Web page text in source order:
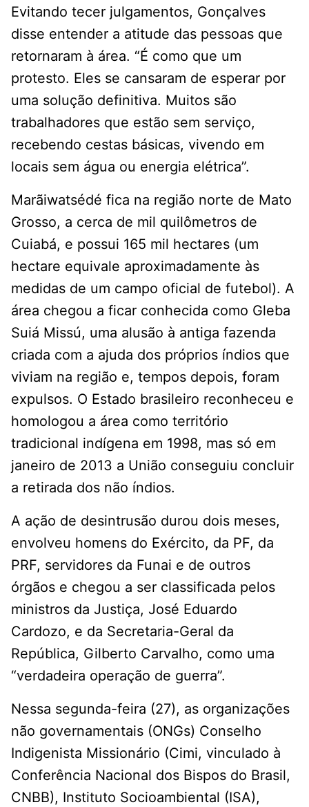
Evitando tecer julgamentos, Gonçalves
disse entender a atitude das pessoas que
retornaram à área. “É como que um
protesto. Eles se cansaram de esperar por
uma solução definitiva. Muitos são
trabalhadores que estão sem serviço,
recebendo cestas básicas, vivendo em
locais sem água ou energia elétrica”.
Marãiwatsédé fica na região norte de Mato
Grosso, a cerca de mil quilômetros de
Cuiabá, e possui 165 mil hectares (um
hectare equivale aproximadamente às
medidas de um campo oficial de futebol). A
área chegou a ficar conhecida como Gleba
Suiá Missú, uma alusão à antiga fazenda
criada com a ajuda dos próprios índios que
viviam na região e, tempos depois, foram
expulsos. O Estado brasileiro reconheceu e
homologou a área como território
tradicional indígena em 1998, mas só em
janeiro de 2013 a União conseguiu concluir
a retirada dos não índios.
A ação de desintrusão durou dois meses,
envolveu homens do Exército, da PF, da
PRF, servidores da Funai e de outros
órgãos e chegou a ser classificada pelos
ministros da Justiça, José Eduardo
Cardozo, e da Secretaria-Geral da
República, Gilberto Carvalho, como uma
“verdadeira operação de guerra”.
Nessa segunda-feira (27), as organizações
não governamentais (ONGs) Conselho
Indigenista Missionário (Cimi, vinculado à
Conferência Nacional dos Bispos do Brasil,
CNBB), Instituto Socioambiental (ISA),